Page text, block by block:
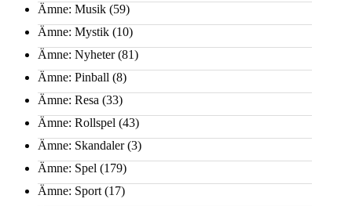
Ämne: Musik (59)
Ämne: Mystik (10)
Ämne: Nyheter(81)
Ämne: Pinball (8)
Ämne: Resa (33)
Ämne: Rollspel (43)
Ämne: Skandaler(3)
Ämne: Spel (179)
Ämne: Sport (17)